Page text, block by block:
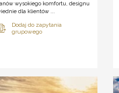
wysokiego komfortu, designu
dla klientów ...